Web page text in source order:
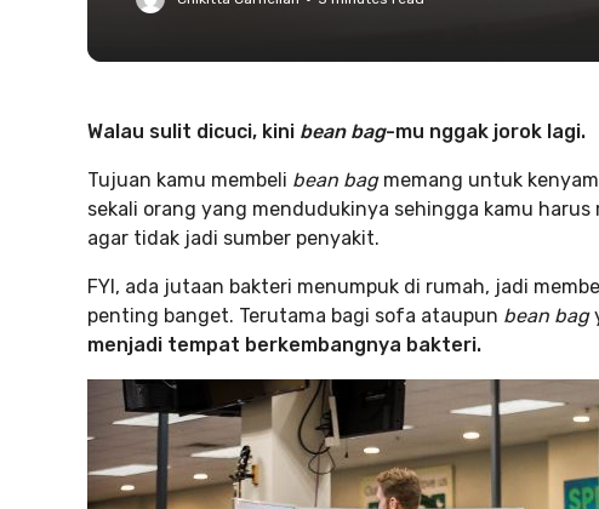
Walau sulit dicuci, kini bean bag-mu nggak jorok lagi.
Tujuan kamu membeli bean bagmemang untuk
sekali orang yang mendudukinya sehingga kamu harus
agar tidak jadi sumber penyakit.
FYI, ada jutaan bakteri menumpuk di rumah, jadi
penting banget. Terutama bagi sofa ataupun bean bag
menjadi tempat berkembangnya bakteri.